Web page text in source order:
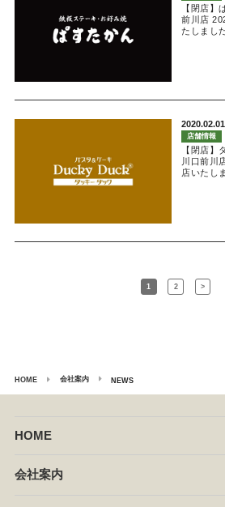
【閉店】
前川店
たしまし
2020.02.01
店舗情報
【閉店】
川口前川
店いたし
1 2 >
HOME 会社案内 NEWS
HOME
会社案内